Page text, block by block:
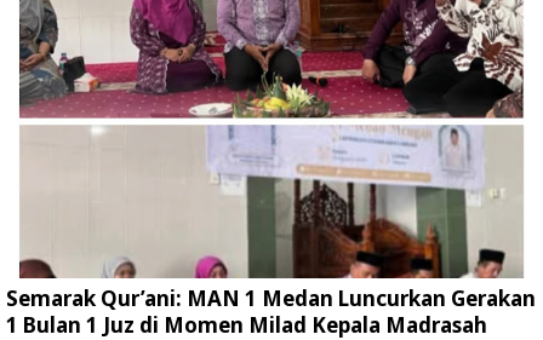
Semarak Qur’ani: MAN 1 Medan Luncurkan Gerakan
1 Bulan 1 Juz di Momen Milad Kepala Madrasah